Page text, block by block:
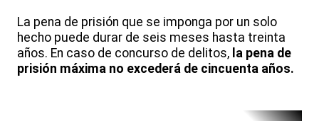
La pena de prisión que se imponga por un solo
hecho puede durar de seis meses hasta treinta
años. En caso de concurso de delitos, la pena de
prisión máxima no excederá de cincuenta años.